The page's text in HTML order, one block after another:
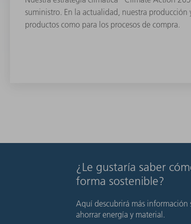
suministro. En la actualidad, nuestra producción
productos como para los procesos de compra.
¿Le gustaría saber
forma sostenible?
Aquí descubrirá más
ahorrar energía y material.